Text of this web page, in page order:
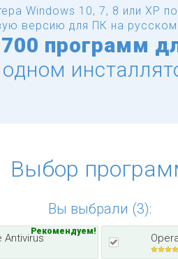
Windows 10, 7, 8 или XP
версию для ПК на русском
700 программ
Выбор
Вы выбрали (3):
Antivirus
Рекомендуем!
Opera